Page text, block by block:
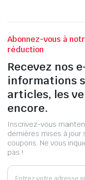
Abonnez-vous à
réduction
Recevez nos
informations
articles, les
encore.
Inscrivez-vous
dernières mises à
coupons. Ne vous
pas !